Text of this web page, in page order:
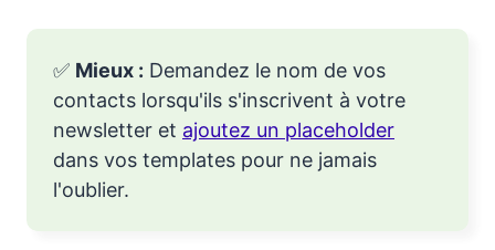
✅ Mieux : Demandez le nom de vos
contacts lorsqu'ils s'inscrivent à votre
newsletter et ajoutez un placeholder
dans vos templates pour ne jamais
l'oublier.